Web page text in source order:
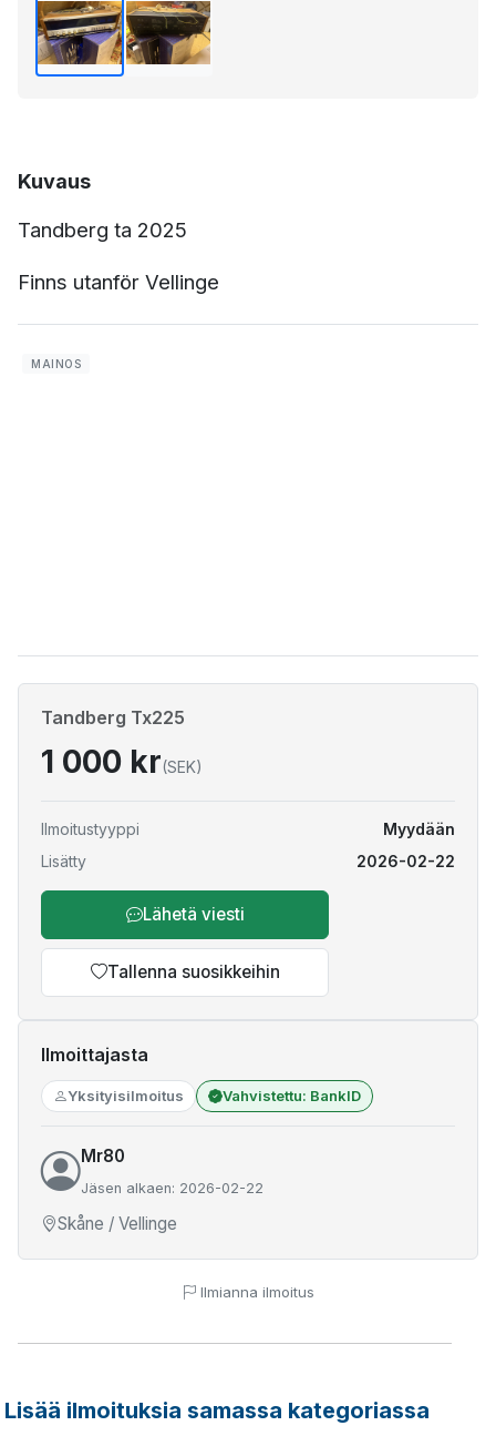
Kuvaus
Tandberg ta 2025
Finns utanför Vellinge
Tandberg Tx225
1 000 kr(SEK)
Ilmoitustyyppi
Myydään
Lisätty
2026-02-22
Lähetä viesti
Tallenna suosikkeihin
Ilmoittajasta
Yksityisilmoitus Vahvistettu: BankID
Mr80
Jäsen alkaen: 2026-02-22
Skåne / Vellinge
Ilmianna ilmoitus
Lisää ilmoituksia samassa kategoriassa